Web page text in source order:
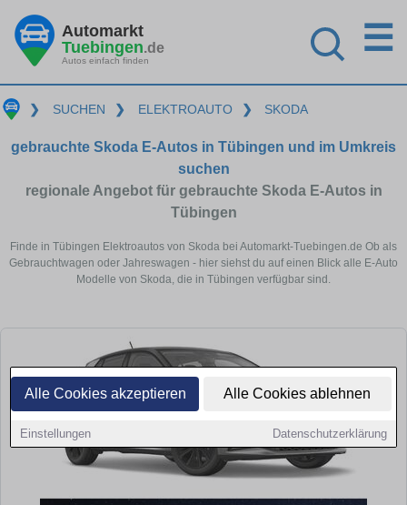
Alle Cookies akzeptieren Alle Cookies ablehnen
Einstellungen Datenschutzerklärung
Automarkt
Tuebingen.de
Autos einfach finden
☰
❯ SUCHEN ❯ ELEKTROAUTO ❯ SKODA
gebrauchte Skoda E-Autos in Tübingen und im Umkreis
suchen
regionale Angebot für gebrauchte Skoda E-Autos in
Tübingen
Finde in Tübingen Elektroautos von Skoda bei Automarkt-Tuebingen.de Ob als
Gebrauchtwagen oder Jahreswagen - hier siehst du auf einen Blick alle E-Auto
Modelle von Skoda, die in Tübingen verfügbar sind.